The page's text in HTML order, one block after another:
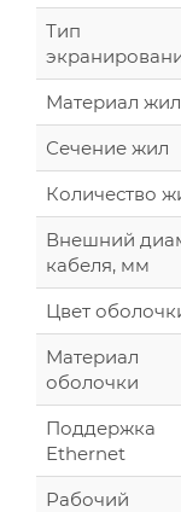
Тип
Материал жил
Сечение жил
Количество
Внешний
кабеля, мм
Цвет
Материал
оболочки
Поддержка
Ethernet
Рабочий